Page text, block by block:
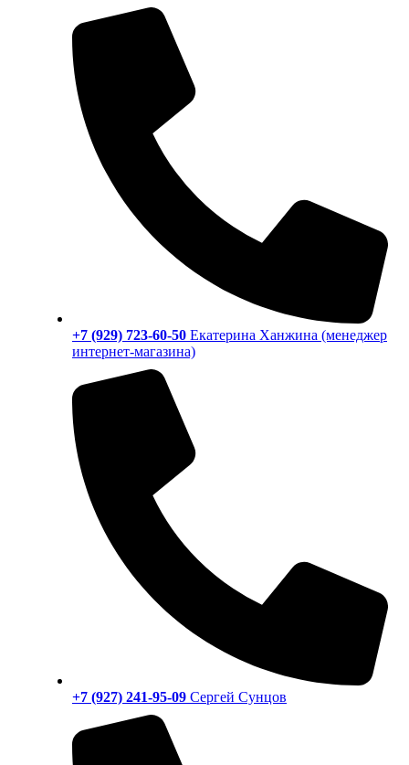
+7 (929) 723-60-50 Екатерина Ханжина (менеджер
интернет-магазина)
+7 (927) 241-95-09 Сергей Сунцов